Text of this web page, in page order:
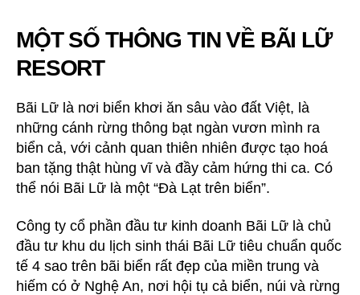
Hấp
Dẫn
MỘT SỐ THÔNG TIN VỀ BÃI LỮ
RESORT
Bãi Lữ là nơi biển khơi ăn sâu vào đất Việt, là
những cánh rừng thông bạt ngàn vươn mình ra
biển cả, với cảnh quan thiên nhiên được tạo hoá
ban tặng thật hùng vĩ và đầy cảm hứng thi ca. Có
thể nói Bãi Lữ là một “Đà Lạt trên biển”.
Công ty cổ phần đầu tư kinh doanh Bãi Lữ là chủ
đầu tư khu du lịch sinh thái Bãi Lữ tiêu chuẩn quốc
tế 4 sao trên bãi biển rất đẹp của miền trung và
hiếm có ở Nghệ An, nơi hội tụ cả biển, núi và rừng